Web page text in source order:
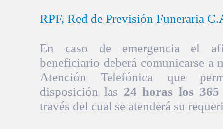
RPF, Red de Previsión Funeraria
En caso de emergencia el
beneficiario deberá comunicarse a
Atención Telefónica que
disposición las 24 horas los
través del cual se atenderá su